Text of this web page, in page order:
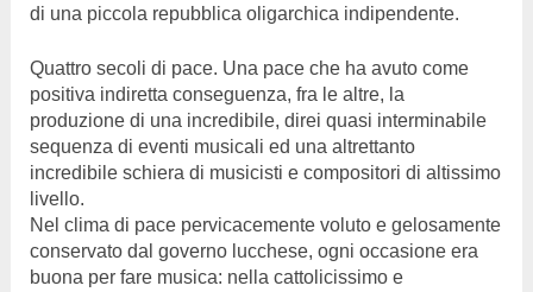
di una piccola repubblica oligarchica indipendente.
Quattro secoli di pace. Una pace che ha avuto come
positiva indiretta conseguenza, fra le altre, la
produzione di una incredibile, direi quasi interminabile
sequenza di eventi musicali ed una altrettanto
incredibile schiera di musicisti e compositori di altissimo
livello.
Nel clima di pace pervicacemente voluto e gelosamente
conservato dal governo lucchese, ogni occasione era
buona per fare musica: nella cattolicissimo e